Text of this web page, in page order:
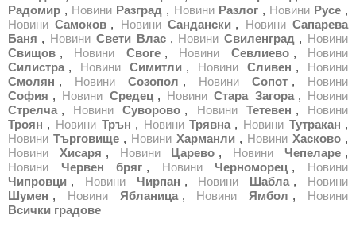
Радомир , Новини Разград , Новини Разлог , Новини Русе ,
Новини Самоков , Новини Сандански , Новини Сапарева
Баня , Новини Свети Влас , Новини Свиленград , Новини
Свищов , Новини Своге , Новини Севлиево , Новини
Силистра , Новини Симитли , Новини Сливен , Новини
Смолян , Новини Созопол , Новини Сопот , Новини
София , Новини Средец , Новини Стара Загора , Новини
Стрелча , Новини Суворово , Новини Тетевен , Новини
Троян , Новини Трън , Новини Трявна , Новини Тутракан ,
Новини Търговище , Новини Харманли , Новини Хасково ,
Новини
Хисаря , Новини Царево , Новини Чепеларе ,
Новини
Червен бряг , Новини Черноморец , Новини
Чипровци , Новини Чирпан , Новини Шабла , Новини
Шумен , Новини Ябланица , Новини Ямбол , Новини
Всички градове